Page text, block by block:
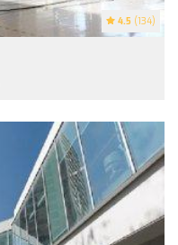
4.5 (134)